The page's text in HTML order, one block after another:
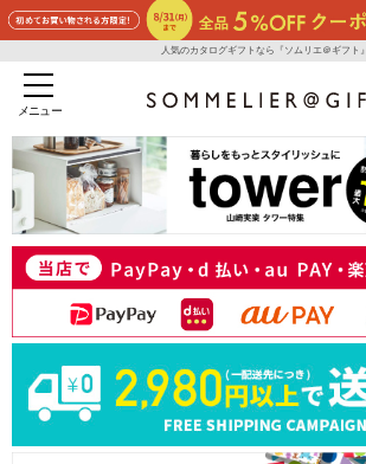
人気のカタログギフトなら『ソムリエ＠ギフト』
メニュー